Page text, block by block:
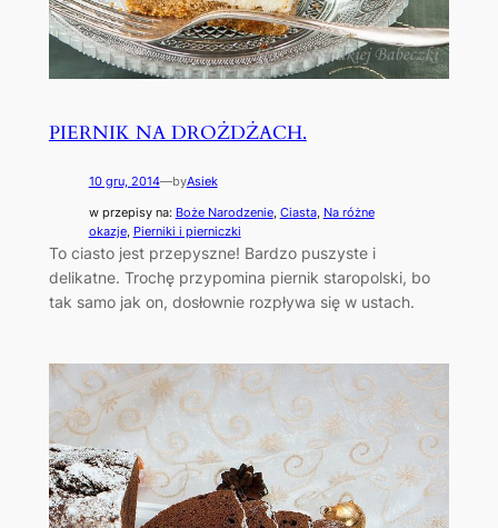
PIERNIK NA DROŻDŻACH.
10 gru, 2014—byAsiek
w przepisy na: Boże Narodzenie, Ciasta, Na różne
okazje, Pierniki i pierniczki
To ciasto jest przepyszne! Bardzo puszyste i
delikatne. Trochę przypomina piernik staropolski, bo
tak samo jak on, dosłownie rozpływa się w ustach.